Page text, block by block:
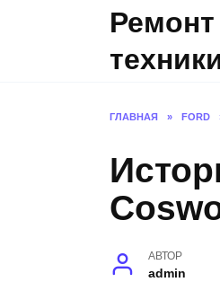
ГЛАВНАЯ » FORD
АВТОР
admin